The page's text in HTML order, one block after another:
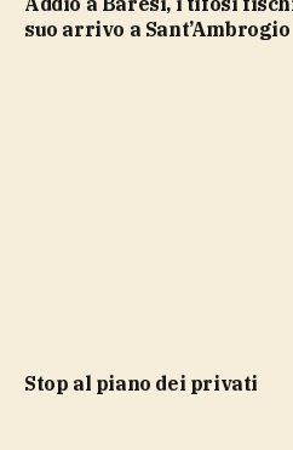
suo arrivo a Sant’Ambrogio
stop al piano dei privati